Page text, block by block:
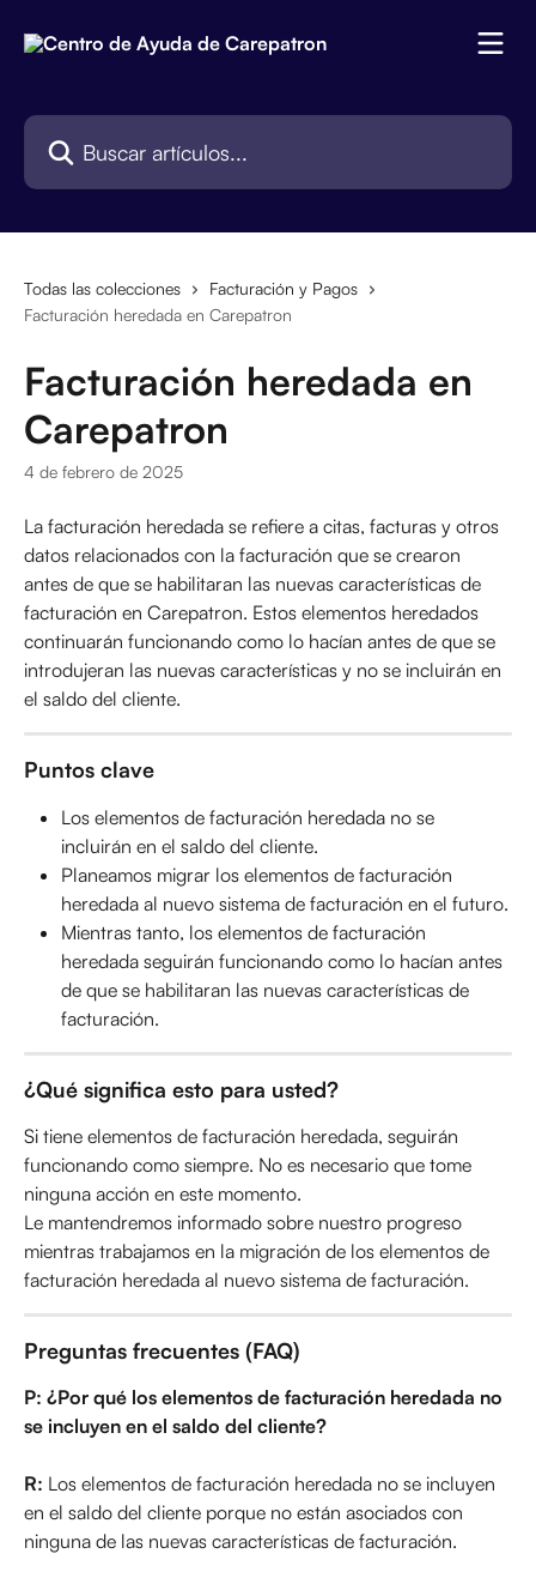
Buscar artículos...
Todas las colecciones
Facturación y Pagos
Facturación heredada en Carepatron
Facturación heredada en
Carepatron
4 de febrero de 2025
La facturación heredada se refiere a citas, facturas y otros
datos relacionados con la facturación que se crearon
antes de que se habilitaran las nuevas características de
facturación en Carepatron. Estos elementos heredados
continuarán funcionando como lo hacían antes de que se
introdujeran las nuevas características y no se incluirán en
el saldo del cliente.
Puntos clave
Los elementos de facturación heredada no se
incluirán en el saldo del cliente.
Planeamos migrar los elementos de facturación
heredada al nuevo sistema de facturación en el futuro.
Mientras tanto, los elementos de facturación
heredada seguirán funcionando como lo hacían antes
de que se habilitaran las nuevas características de
facturación.
¿Qué significa esto para usted?
Si tiene elementos de facturación heredada, seguirán
funcionando como siempre. No es necesario que tome
ninguna acción en este momento.
Le mantendremos informado sobre nuestro progreso
mientras trabajamos en la migración de los elementos de
facturación heredada al nuevo sistema de facturación.
Preguntas frecuentes (FAQ)
P: ¿Por qué los elementos de facturación heredada no
se incluyen en el saldo del cliente?
R: Los elementos de facturación heredada no se incluyen
en el saldo del cliente porque no están asociados con
ninguna de las nuevas características de facturación.